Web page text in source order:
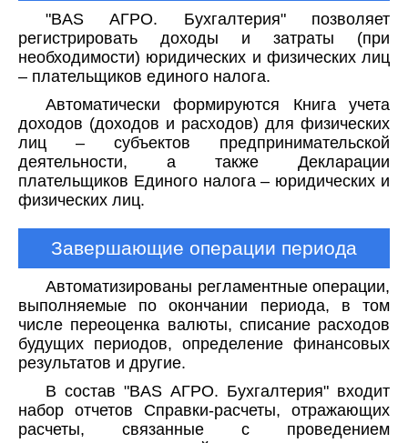
"BAS АГРО. Бухгалтерия" позволяет
регистрировать доходы и затраты (при
необходимости) юридических и физических лиц
– плательщиков единого налога.
Автоматически формируются Книга учета
доходов (доходов и расходов) для физических
лиц – субъектов предпринимательской
деятельности, а также Декларации
плательщиков Единого налога – юридических и
физических лиц.
Завершающие операции периода
Автоматизированы регламентные операции,
выполняемые по окончании периода, в том
числе переоценка валюты, списание расходов
будущих периодов, определение финансовых
результатов и другие.
В состав "BAS АГРО. Бухгалтерия" входит
набор отчетов Справки-расчеты, отражающих
расчеты, связанные с проведением